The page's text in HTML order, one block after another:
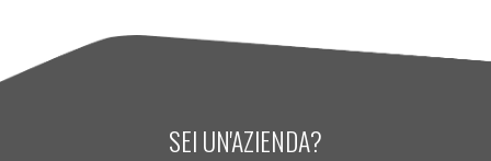
SEI UN'AZIENDA?